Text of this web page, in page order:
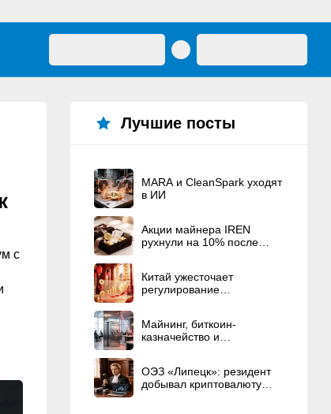
с
Лучшие посты
MARA и CleanSpark уходят
в ИИ
Акции майнера IREN
рухнули на 10% после
основателям
Китай ужесточает
регулирование
Майнинг, биткоин-
казначейство и
ОЭЗ «Липецк»: резидент
добывал криптовалюту